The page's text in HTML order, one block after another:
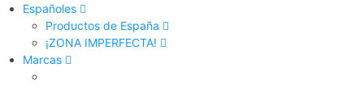
Españoles
Productos de España
¡ZONA IMPERFECTA!
Marcas